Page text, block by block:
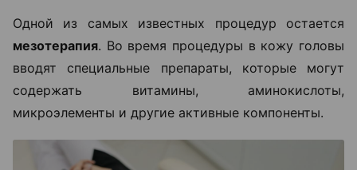
Одной из самых известных процедур остается
мезотерапия. Во время процедуры в кожу головы
вводят специальные препараты, которые могут
содержать витамины, аминокислоты,
микроэлементы и другие активные компоненты.